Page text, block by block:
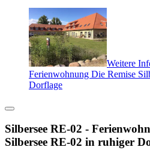
Weitere
Ferienwohnung Die Remise
Dorflage
Silbersee RE-02 -
Silbersee RE-02 in ruhiger